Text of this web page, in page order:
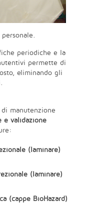
periodiche e la
permette di
eliminando gli
manutenzione
e validazione
(laminare)
(laminare)
(cappe BioHazard)